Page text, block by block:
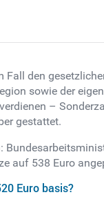
den
sowie der
–
gestattet.
auf 538 Euro
Euro basis?